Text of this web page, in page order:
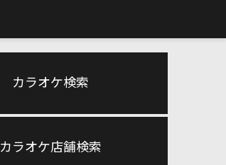
カラオケ検索
カラオケ店舗検索